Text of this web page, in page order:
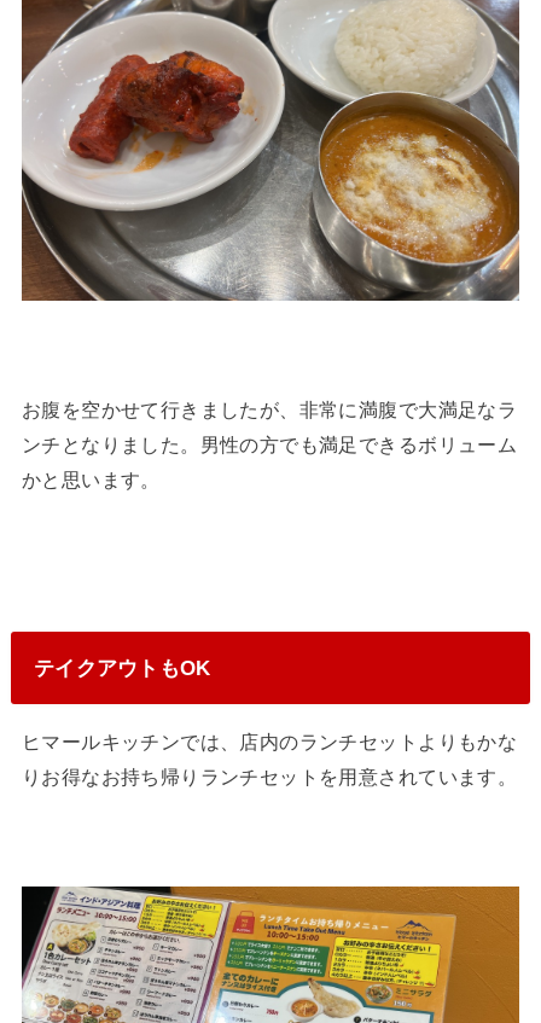
お腹を空かせて行きましたが、非常に満腹で大満足なラ
ンチとなりました。男性の方でも満足できるボリューム
かと思います。
テイクアウトもOK
ヒマールキッチンでは、店内のランチセットよりもかな
りお得なお持ち帰りランチセットを用意されています。